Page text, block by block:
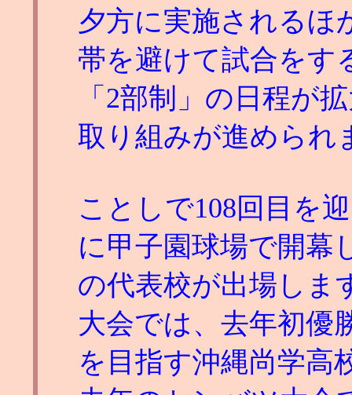
夕方に実施されるほ
帯を避けて試合をす
「2部制」の日程が
取り組みが進められ
ことしで108回目を
に甲子園球場で開幕
の代表校が出場しま
大会では、去年初優
を目指す沖縄尚学高